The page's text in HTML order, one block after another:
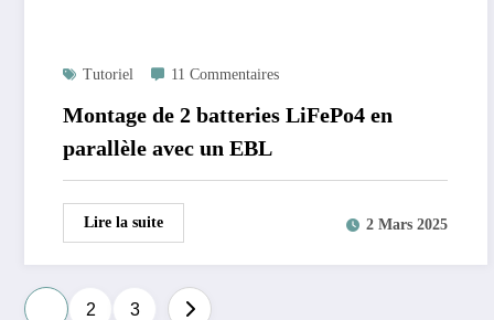
Tutoriel 11 Commentaires
Montage de 2 batteries LiFePo4 en
parallèle avec un EBL
Lire la suite 2 Mars 2025
Pagination
2 3